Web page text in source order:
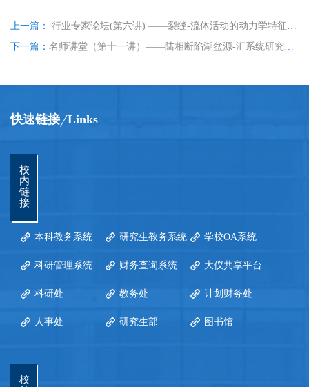
上一篇： 行业专家论坛(第六讲) ——裂缝-流体活动的动力学特征与油气运聚成藏
下一篇： 名师讲堂（第十一讲）——陆相断陷湖盆源-汇系统研究进展及应用
快速链接 Links
校
内
链
接
本科教务系统 研究生教务系统 学校OA系统
科研管理系统 财务查询系统 大仪共享平台
科研处 教务处 计划财务处
人事处 研究生部 图书馆
校